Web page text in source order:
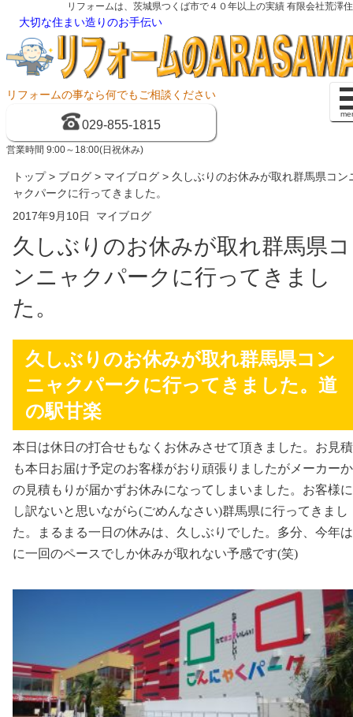
リフォームは、茨城県つくば市で４０年以上の実績 有限会社荒澤
大切な住まい造りのお手伝い
リフォームの事なら何でもご相談ください
029-855-1815
営業時間 9:00～18:00(日祝休み)
トップ> ブログ > マイブログ > 久しぶりのお休みが取れ群馬県コン
ャクパークに行ってきました。
2017年9月10日 マイブログ
久しぶりのお休みが取れ群馬県コ
ンニャクパークに行ってきまし
た。
久しぶりのお休みが取れ群馬県コン
ニャクパークに行ってきました。道
の駅甘楽
本日は休日の打合せもなくお休みさせて頂きました。お見
も本日お届け予定のお客様がおり頑張りましたがメーカー
の見積もりが届かずお休みになってしまいました。お客様
し訳ないと思いながら(ごめんなさい)群馬県に行ってきまし
た。まるまる一日の休みは、久しぶりでした。多分、今年
に一回のペースでしか休みが取れない予感です(笑)